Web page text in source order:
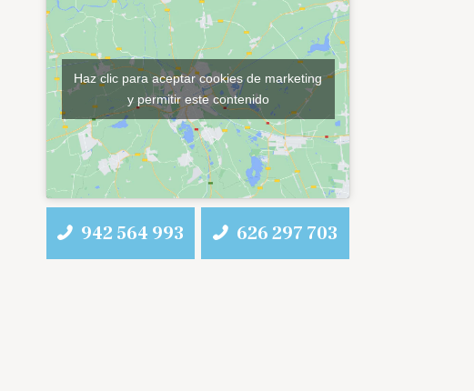
Haz clic para aceptar cookies de marketing
y permitir este contenido
942 564 993 626 297 703